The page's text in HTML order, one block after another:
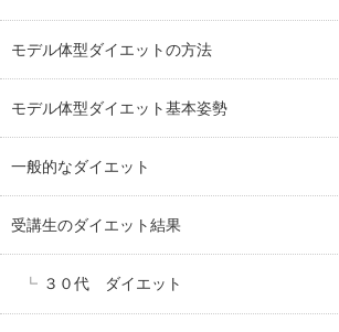
モデル体型ダイエットの方法
モデル体型ダイエット基本姿勢
一般的なダイエット
受講生のダイエット結果
３０代 ダイエット